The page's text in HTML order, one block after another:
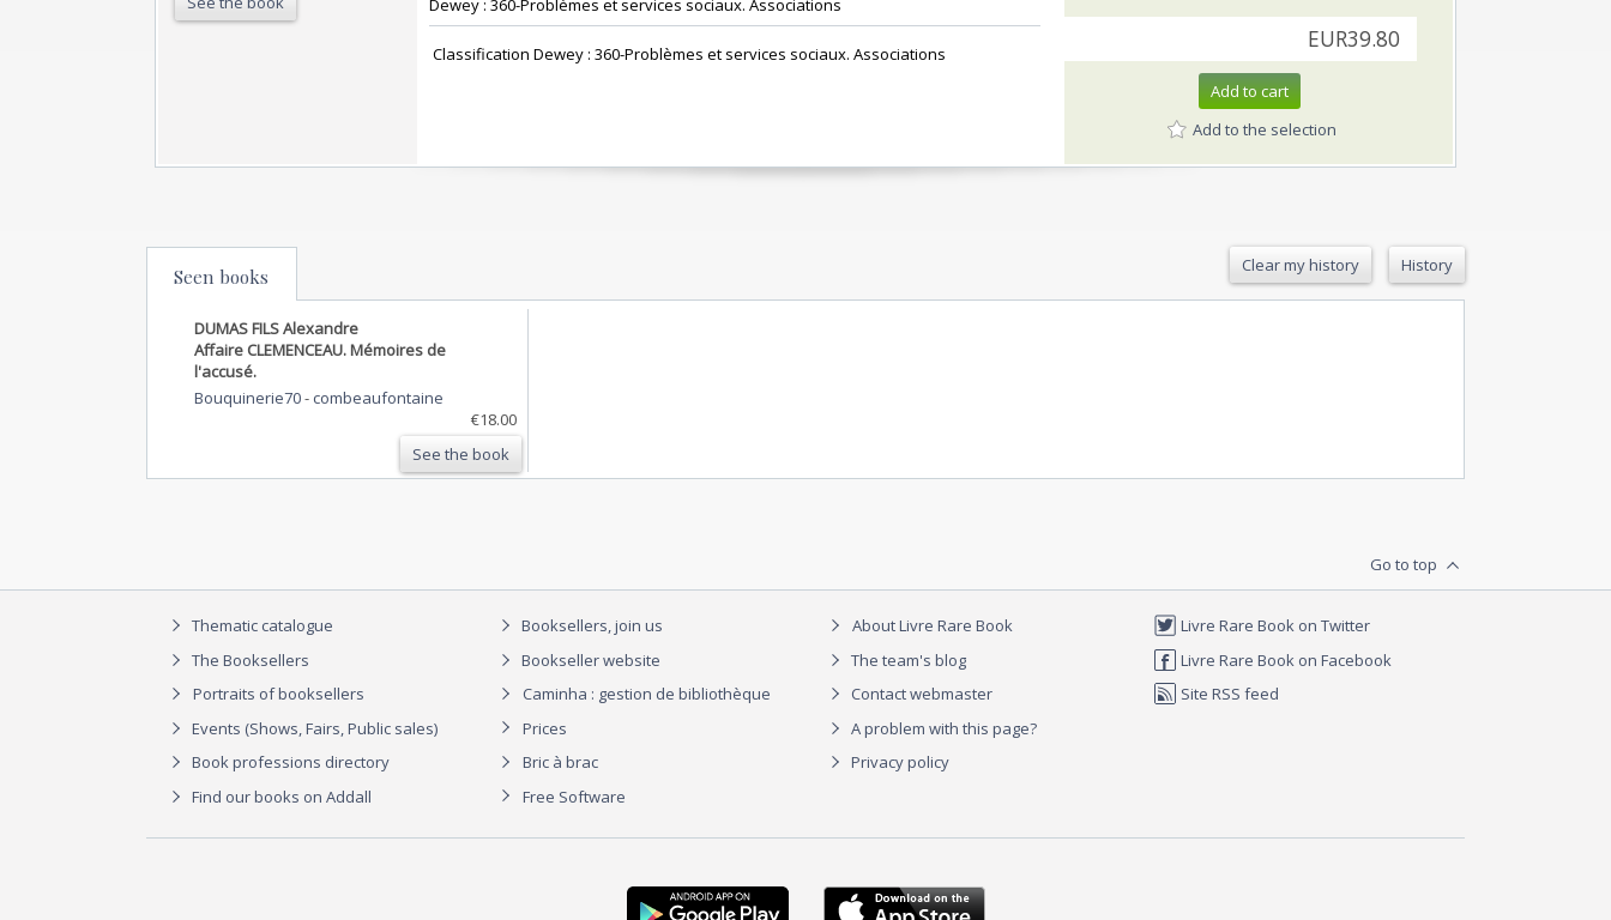
‎ Classification Dewey : 360-Problèmes et services sociaux. Associations‎
EUR39.80
Add to cart
Add to the selection
Seen books Clear my history History
DUMAS FILS Alexandre
Affaire CLEMENCEAU. Mémoires de
l'accusé.
Bouquinerie70- combeaufontaine
€18.00
See the book
Go to top
Thematic catalogue
The Booksellers
Portraits of booksellers
Events (Shows, Fairs, Public sales)
Book professions directory
Find our books on Addall
Booksellers, join us
Bookseller website
Caminha : gestion de bibliothèque
Prices
Bric à brac
Free Software
About Livre Rare Book
The team's blog
Contact webmaster
A problem with this page?
Privacy policy
Livre Rare Book on Twitter
Livre Rare Book on Facebook
Site RSS feed